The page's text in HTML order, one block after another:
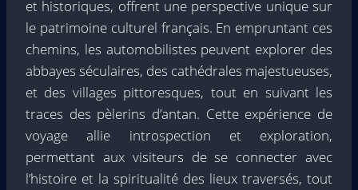
et historiques, offrent une perspective unique sur
le patrimoine culturel français. En empruntant ces
chemins, les automobilistes peuvent explorer des
abbayes séculaires, des cathédrales majestueuses,
et des villages pittoresques, tout en suivant les
traces des pèlerins d’antan. Cette expérience de
voyage allie introspection et exploration,
permettant aux visiteurs de se connecter avec
l’histoire et la spiritualité des lieux traversés, tout